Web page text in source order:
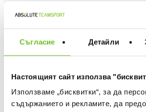
Съгласие Детайли
Настоящият сайт използва
Използваме „бисквитки“, за да
съдържанието и рекламите, да
БЕЗПЛАТНА ДОСТАВКА НАД 50 €.
30 ДНИ БЕЗПЛАТНО ВРЪЩАНЕ